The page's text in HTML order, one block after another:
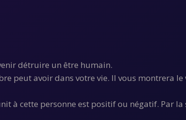
détruire un être humain.
peut avoir dans votre vie. Il vous montrera le
à cette personne est positif ou négatif. Par